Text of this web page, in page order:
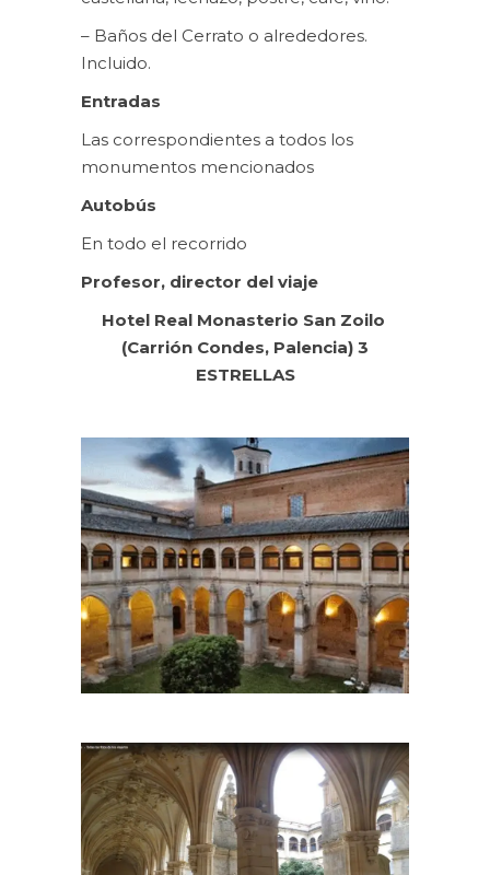
– Baños del Cerrato o alrededores.
Incluido.
Entradas
Las correspondientes a todos los
monumentos mencionados
Autobús
En todo el recorrido
Profesor, director del viaje
Hotel Real Monasterio San Zoilo
(Carrión Condes, Palencia) 3
ESTRELLAS